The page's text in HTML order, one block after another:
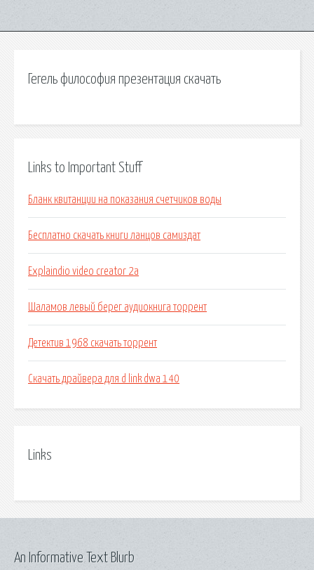
Гегель философия презентация скачать
Links to Important Stuff
Бланк квитанции на показания счетчиков воды
Бесплатно скачать книги ланцов самиздат
Explaindio video creator 2a
Шаламов левый берег аудиокнига торрент
Детектив 1968 скачать торрент
Скачать драйвера для d link dwa 140
Links
An Informative Text Blurb